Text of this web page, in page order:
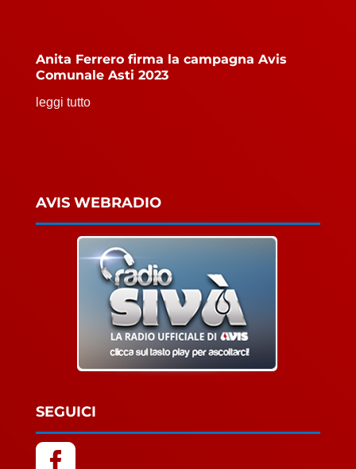
Anita Ferrero firma la campagna Avis
Comunale Asti 2023
leggi tutto
AVIS WEBRADIO
SEGUICI